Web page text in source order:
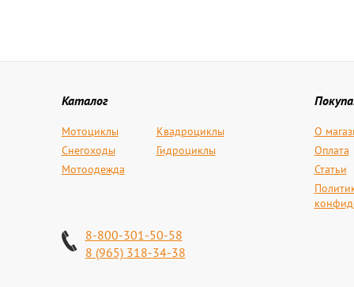
Каталог
Мотоциклы
Квадроциклы
Снегоходы
Гидроциклы
Мотоодежда
О
Оплата
Статьи
8-800-301-50-58
8 (965) 318-34-38